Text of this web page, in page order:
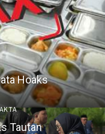
Hoaks
Tautan